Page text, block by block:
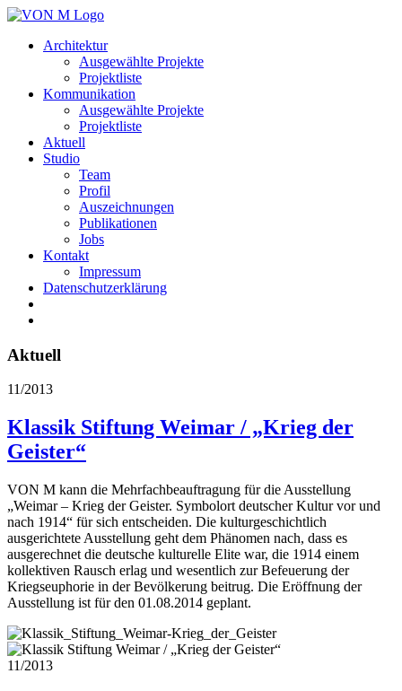
Architektur
Ausgewählte Projekte
Projektliste
Kommunikation
Ausgewählte Projekte
Projektliste
Aktuell
Studio
Team
Profil
Auszeichnungen
Publikationen
Jobs
Kontakt
Impressum
Datenschutzerklärung
Aktuell
11/2013
Klassik Stiftung Weimar / „Krieg der
Geister“
VON M kann die Mehrfachbeauftragung für die Ausstellung
„Weimar – Krieg der Geister. Symbolort deutscher Kultur vor und
nach 1914“ für sich entscheiden. Die kulturgeschichtlich
ausgerichtete Ausstellung geht dem Phänomen nach, dass es
ausgerechnet die deutsche kulturelle Elite war, die 1914 einem
kollektiven Rausch erlag und wesentlich zur Befeuerung der
Kriegseuphorie in der Bevölkerung beitrug. Die Eröffnung der
Ausstellung ist für den 01.08.2014 geplant.
11/2013